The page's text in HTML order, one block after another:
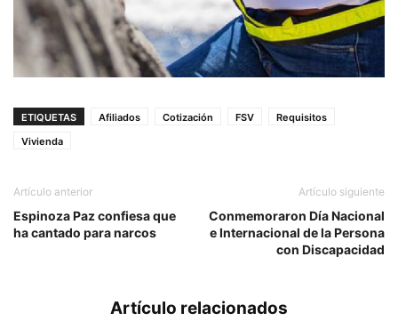
ETIQUETAS Afiliados Cotización FSV
Requisitos
Vivienda
Artículo anterior
Espinoza Paz confiesa que
ha cantado para narcos
Artículo siguiente
Conmemoraron Día Nacional
e Internacional de la Persona
con Discapacidad
Artículo relacionados